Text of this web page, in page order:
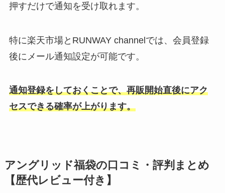
押すだけで通知を受け取れます。
特に楽天市場とRUNWAY channelでは、会員登録
後にメール通知設定が可能です。
通知登録をしておくことで、再販開始直後にアク
セスできる確率が上がります。
アングリッド福袋の口コミ・評判まとめ
【歴代レビュー付き】